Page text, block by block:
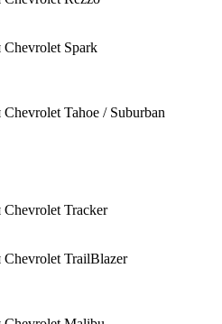
Spark
Tahoe / Suburban
Tracker
TrailBlazer